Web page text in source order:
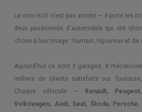
Echappement, FAP,
Embrayage, volant
Le nom HUG n'est pas anodin — il porte les
deux passionnés d'automobile qui ont
chose à leur image : humain, rigoureux et de
Aujourd'hui ce sont 3 garages, 8
milliers de clients satisfaits sur
Chaque véhicule — Renault,
Volkswagen, Audi, Seat, Škoda,